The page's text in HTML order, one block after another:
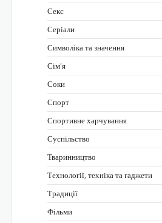
Секс
Серіали
Символіка та значення
Сім’я
Соки
Спорт
Спортивне харчування
Суспільство
Тваринництво
Технології, техніка та гаджети
Традиції
Фільми